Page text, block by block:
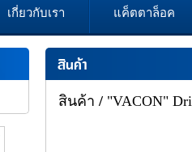
เกี่ยวกับเรา แค็ตตาล็อค
สินค้า
สินค้า / "VACON"